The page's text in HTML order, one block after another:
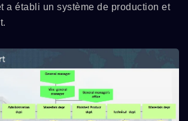
a établi un système de production et